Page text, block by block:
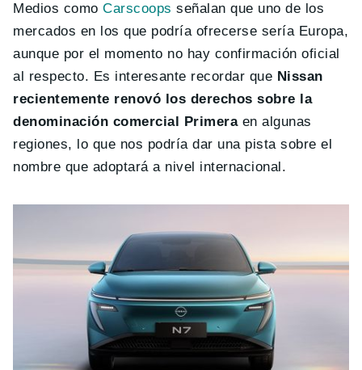
Medios comoCarscoops señalan que uno de los
mercados en los que podría ofrecerse sería Europa,
aunque por el momento no hay confirmación oficial
al respecto. Es interesante recordar que Nissan
recientemente renovó los derechos sobre la
denominación comercial Primeraen algunas
regiones, lo que nos podría dar una pista sobre el
nombre que adoptará a nivel internacional.